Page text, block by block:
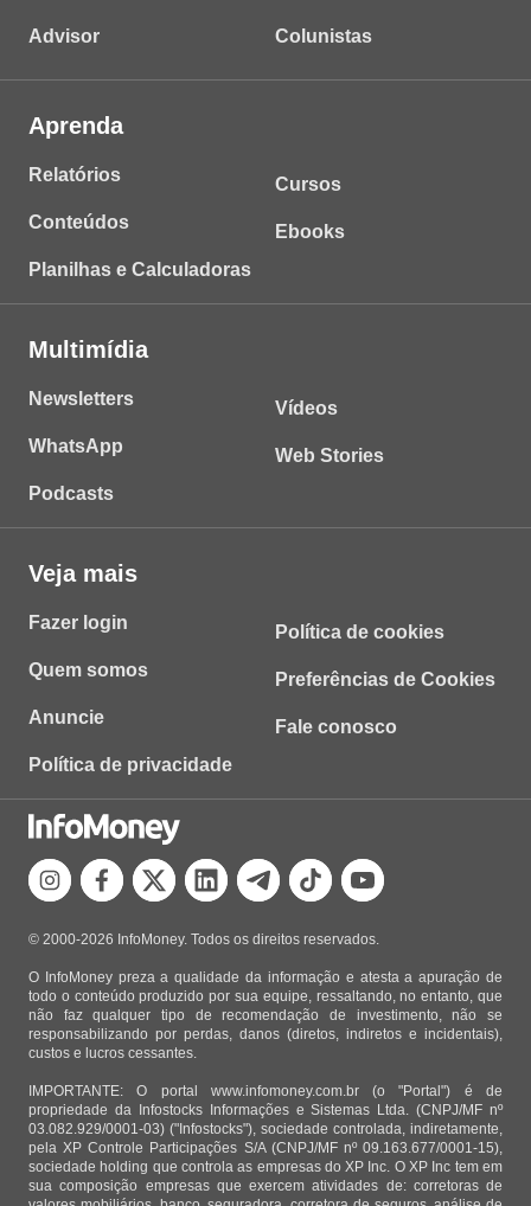
Advisor Colunistas
Aprenda
Relatórios
Conteúdos
Planilhas e Calculadoras
Cursos
Ebooks
Multimídia
Newsletters
WhatsApp
Podcasts
Vídeos
Web Stories
Veja mais
Fazer login
Quem somos
Anuncie
Política de privacidade
Política de cookies
Preferências de Cookies
Fale conosco
© 2000-2026 InfoMoney. Todos os direitos reservados.
O InfoMoney preza a qualidade da informação e atesta a apuração de
todo o conteúdo produzido por sua equipe, ressaltando, no entanto, que
não faz qualquer tipo de recomendação de investimento, não se
responsabilizando por perdas, danos (diretos, indiretos e incidentais),
custos e lucros cessantes.
IMPORTANTE: O portal www.infomoney.com.br (o "Portal") é de
propriedade da Infostocks Informações e Sistemas Ltda. (CNPJ/MF nº
03.082.929/0001-03) ("Infostocks"), sociedade controlada, indiretamente,
pela XP Controle Participações S/A (CNPJ/MF nº 09.163.677/0001-15),
sociedade holding que controla as empresas do XP Inc. O XP Inc tem em
sua composição empresas que exercem atividades de: corretoras de